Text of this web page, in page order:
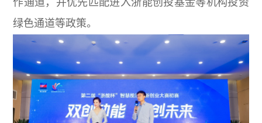
绿色通道等政策。